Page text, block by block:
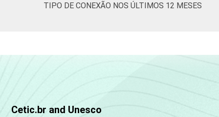
TIPO DE CONEXÃO NOS ÚLTIMOS 12 MESES
Cetic.br and Unesco